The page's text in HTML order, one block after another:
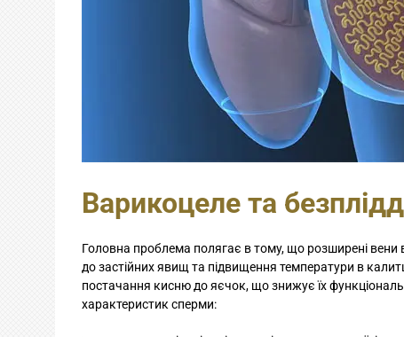
Варикоцеле та
Головна проблема полягає в тому, що розширені вени
до застійних явищ та підвищення температури в
постачання кисню до яєчок, що знижує їх
характеристик сперми: